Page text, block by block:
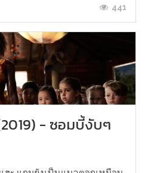
441
- ซอมบี้งับๆ